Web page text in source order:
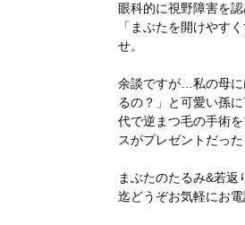
眼科的に視野障害を
「まぶたを開けやす
せ。
余談ですが…私の母に
るの？」と可愛い孫
代で逆まつ毛の手術
スがプレゼントだっ
まぶたのたるみ&若
迄どうぞお気軽にお電